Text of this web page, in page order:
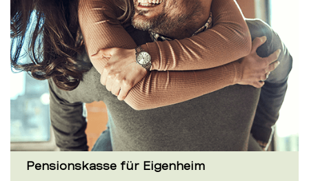
Pensionskasse für Eigenheim